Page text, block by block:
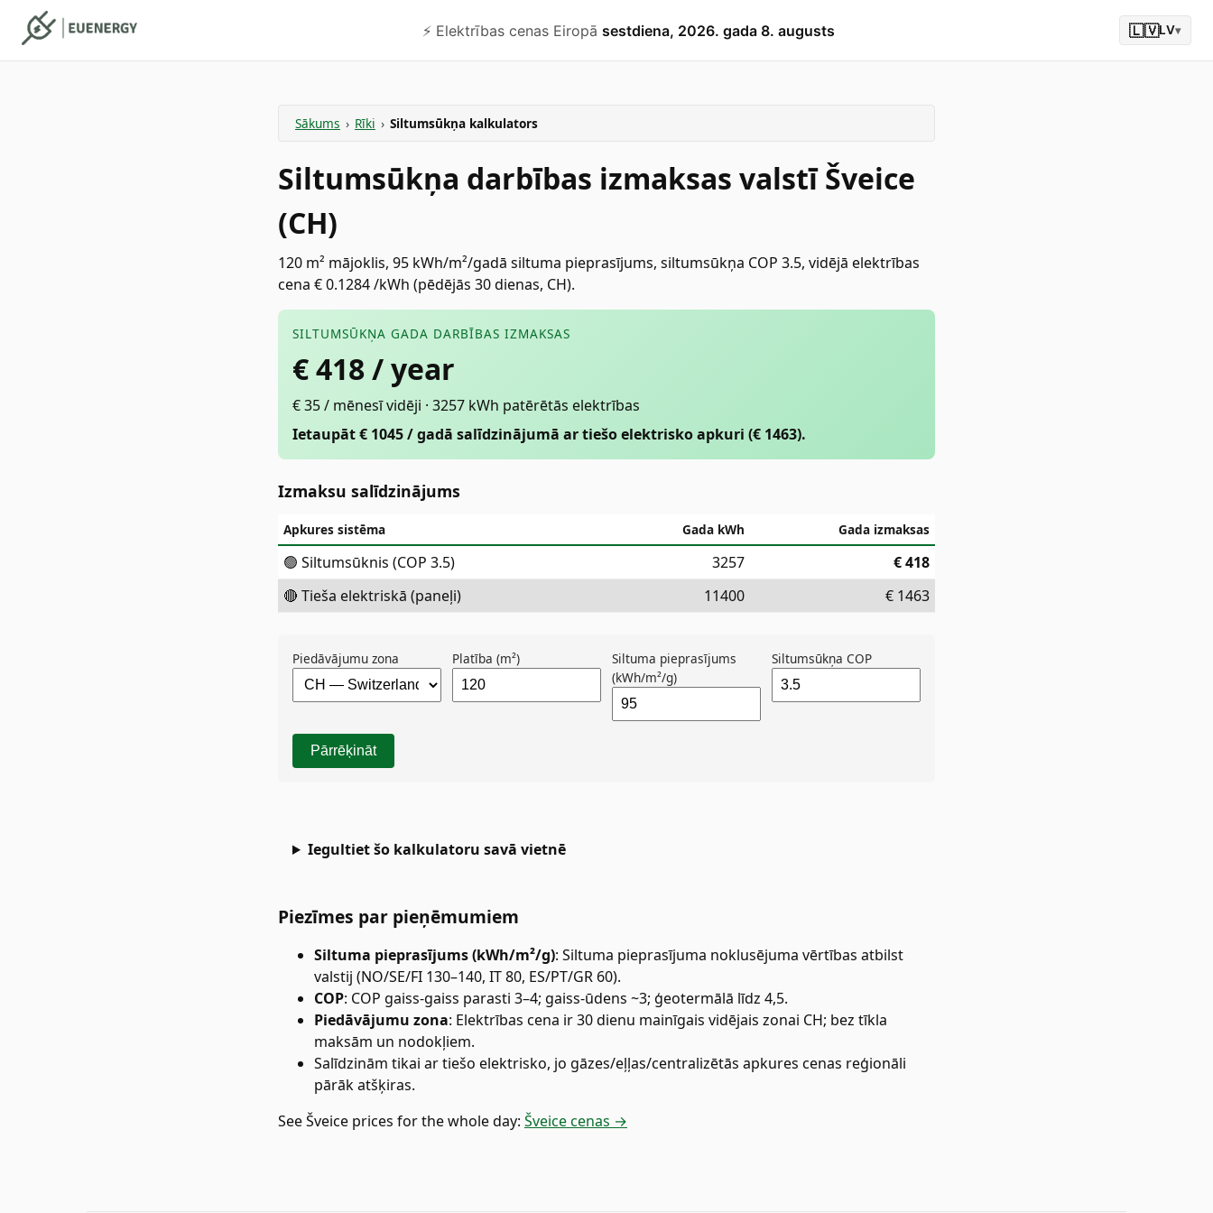
⚡️ Elektrības cenas Eiropā sestdiena, 2026. gada 8. augusts 🇱🇻LV▾
Sākums › Rīki › Siltumsūkņa kalkulators
Siltumsūkņa darbības izmaksas valstī Šveice
(CH)
120 m² mājoklis, 95 kWh/m²/gadā siltuma pieprasījums, siltumsūkņa COP 3.5, vidējā elektrības
cena € 0.1284 /kWh (pēdējās 30 dienas, CH).
SILTUMSŪKŅA GADA DARBĪBAS IZMAKSAS
€418/ year
€ 35 / mēnesī vidēji · 3257 kWh patērētās elektrības
Ietaupāt € 1045 / gadā salīdzinājumā ar tiešo elektrisko apkuri (€ 1463).
Izmaksu salīdzinājums
Apkures sistēma Gada kWh Gada izmaksas
🟢 Siltumsūknis (COP 3.5) 3257 €418
🔴 Tieša elektriskā (paneļi)
11400 € 1463
Piedāvājumu zona Platība (m²)
Siltuma pieprasījums
(kWh/m²/g)
Siltumsūkņa COP
Pārrēķināt
Iegultiet šo kalkulatoru savā vietnē
Piezīmes par pieņēmumiem
Siltuma pieprasījums (kWh/m²/g): Siltuma pieprasījuma noklusējuma vērtības atbilst
valstij (NO/SE/FI 130–140, IT 80, ES/PT/GR 60).
COP: COP gaiss-gaiss parasti 3–4; gaiss-ūdens ~3; ģeotermālā līdz 4,5.
Piedāvājumu zona: Elektrības cena ir 30 dienu mainīgais vidējais zonai CH; bez tīkla
maksām un nodokļiem.
Salīdzinām tikai ar tiešo elektrisko, jo gāzes/eļļas/centralizētās apkures cenas reģionāli
pārāk atšķiras.
SeeŠveice prices for the whole day: Šveice cenas →